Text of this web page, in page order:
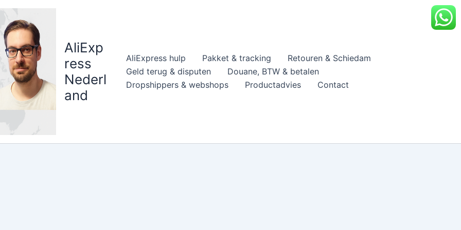
AliExp
ress
Nederl
and
AliExpress hulp Pakket & tracking
Retouren & Schiedam
Geld terug & disputen
Douane, BTW & betalen
Dropshippers & webshops
Productadvies Contact